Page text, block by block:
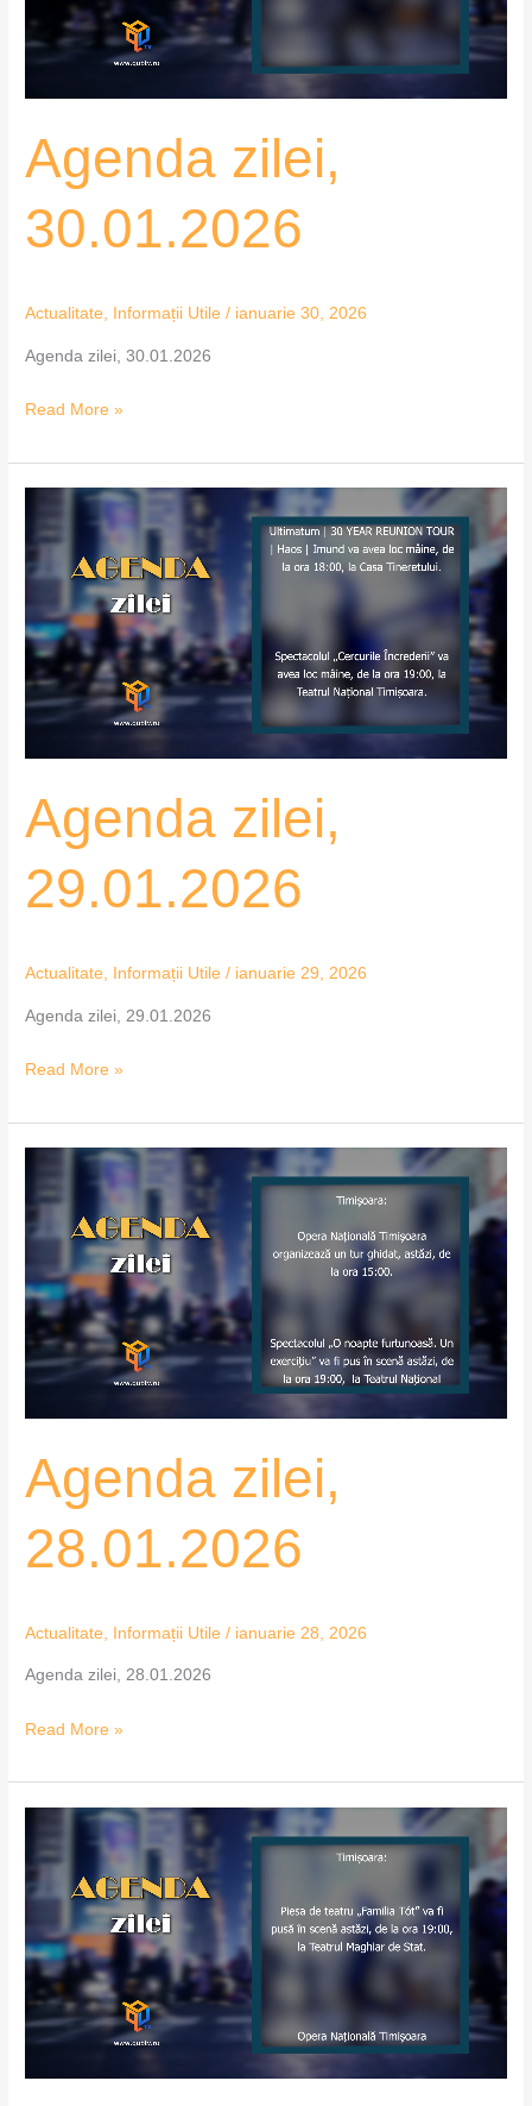
Agenda zilei,
30.01.2026
Actualitate, Informații Utile / ianuarie 30, 2026
Agenda zilei, 30.01.2026
Read More »
Agenda zilei,
29.01.2026
Actualitate Informații Utile / ianuarie 29, 2026
Agenda zilei, 29.01.2026
zilei,
29.01.2026
Read More »
Agenda zilei,
28.01.2026
Actualitate Informații Utile / ianuarie 28, 2026
Agenda zilei, 28.01.2026
zilei,
28.01.2026
Read More »
zilei,
27.01.2026